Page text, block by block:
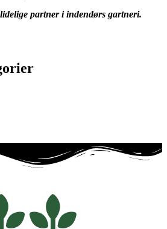
partner i indendørs gartneri.